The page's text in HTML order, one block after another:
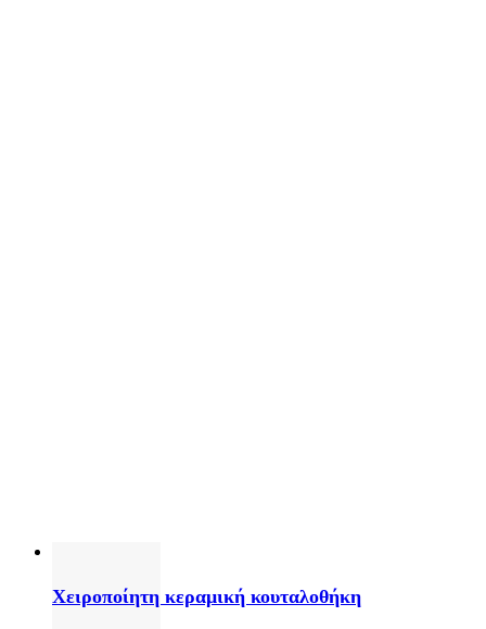
Χειροποίητη κεραμική κουταλοθήκη